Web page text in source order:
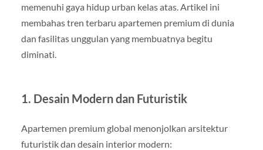
memenuhi gaya hidup urban kelas atas. Artikel ini
membahas tren terbaru apartemen premium di dunia
dan fasilitas unggulan yang membuatnya begitu
diminati.
1. Desain Modern dan Futuristik
Apartemen premium global menonjolkan arsitektur
futuristik dan desain interior modern: